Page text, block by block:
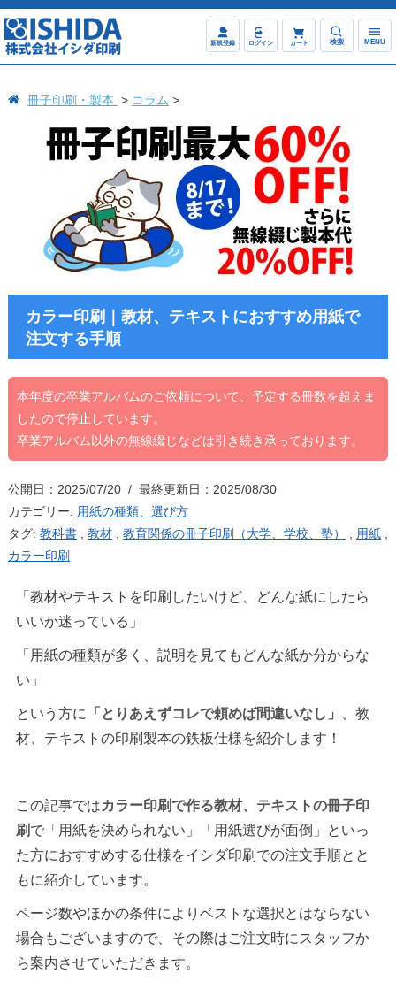
新規登録 ログイン カート 検索 MENU
冊子印刷・製本 コラム
カラー印刷｜教材、テキストにおすすめ用紙で
注文する手順
本年度の卒業アルバムのご依頼について、予定する冊数を超えま
したので停止しています。
卒業アルバム以外の無線綴じなどは引き続き承っております。
公開日：2025/07/20 / 最終更新日：2025/08/30
カテゴリー: 用紙の種類、選び方
タグ: 教科書, 教材, 教育関係の冊子印刷（大学、学校、塾） 用紙,
カラー印刷
「教材やテキストを印刷したいけど、どんな紙にしたら
いいか迷っている」
「用紙の種類が多く、説明を見てもどんな紙か分からな
い」
という方に 「とりあえずコレで頼めば間違いなし」
、教
材、テキストの印刷製本の鉄板仕様を紹介します！
この記事ではカラー印刷で作る教材、テキストの冊子印
刷 で「用紙を決められない」「用紙選びが面倒」といっ
た方におすすめする仕様をイシダ印刷での注文手順とと
もに紹介しています。
ページ数やほかの条件によりベストな選択とはならない
場合もございますので、その際はご注文時にスタッフか
ら案内させていただきます。